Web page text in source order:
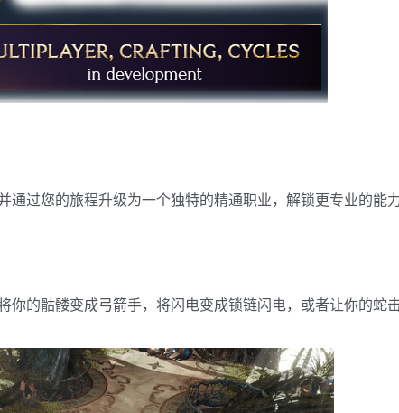
通过您的旅程升级为一个独特的精通职业，解锁更专业的能
你的骷髅变成弓箭手，将闪电变成锁链闪电，或者让你的蛇